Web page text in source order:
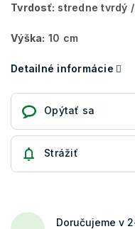
Tvrdosť: stredne tvrdý
Výška: 10 cm
Detailné informácie
Opýtať sa
Strážiť
Doručujeme v